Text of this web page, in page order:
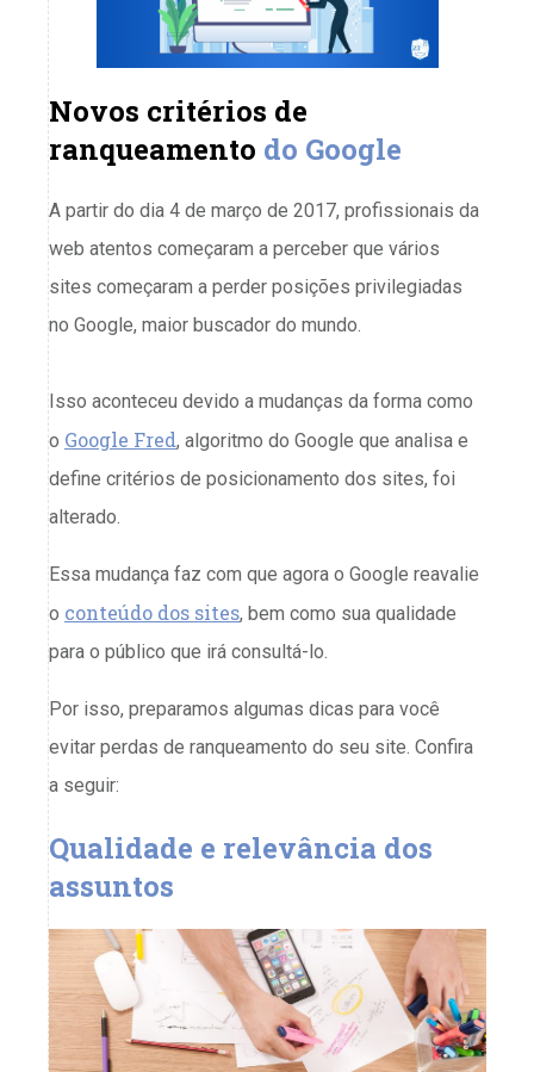
Novos critérios de
ranqueamento do Google
A partir do dia 4 de março de 2017, profissionais da
web atentos começaram a perceber que vários
sites começaram a perder posições privilegiadas
no Google, maior buscador do mundo.
Isso aconteceu devido a mudanças da forma como
o Google Fred, algoritmo do Google que analisa e
define critérios de posicionamento dos sites, foi
alterado.
Essa mudança faz com que agora o Google reavalie
o conteúdo dos sites, bem como sua qualidade
para o público que irá consultá-lo.
Por isso, preparamos algumas dicas para você
evitar perdas de ranqueamento do seu site. Confira
a seguir:
Qualidade e relevância dos
assuntos